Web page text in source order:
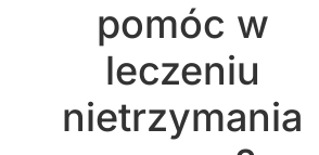
pomóc w
leczeniu
nietrzymania